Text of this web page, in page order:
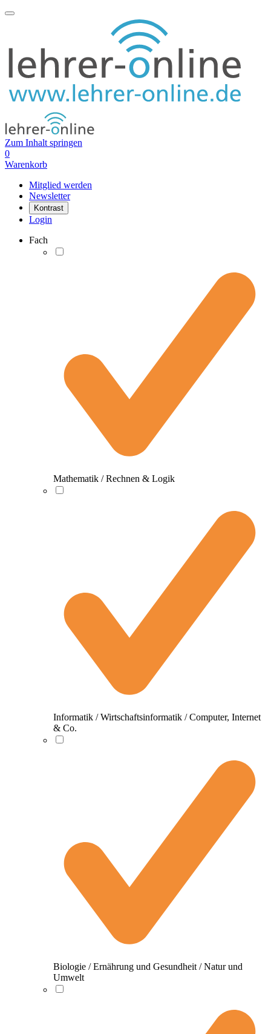
Zum Inhalt springen
0
Warenkorb
Mitglied werden
Newsletter
Kontrast
Login
Fach
Mathematik / Rechnen & Logik
Informatik / Wirtschaftsinformatik / Computer, Internet
& Co.
Biologie / Ernährung und Gesundheit / Natur und
Umwelt